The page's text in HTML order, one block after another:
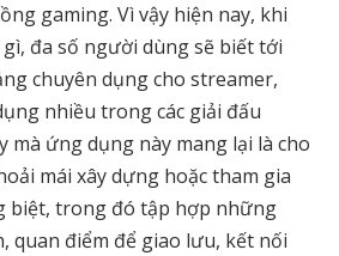
gaming. Vì vậy hiện nay, khi
đa số người dùng sẽ biết tới
chuyên dụng cho streamer,
nhiều trong các giải đấu
mà ứng dụng này mang lại là cho
mái xây dựng hoặc tham gia
biệt, trong đó tập hợp những
quan điểm để giao lưu, kết nối